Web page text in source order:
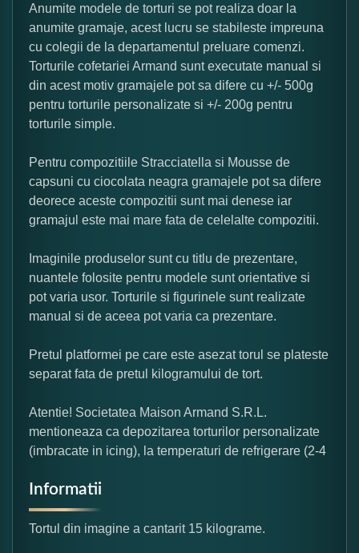
Anumite modele de torturi se pot realiza doar la
anumite gramaje, acest lucru se stabileste impreuna
cu colegii de la departamentul preluare comenzi.
Torturile cofetariei Armand sunt executate manual si
din acest motiv gramajele pot sa difere cu +/- 500g
pentru torturile personalizate si +/- 200g pentru
torturile simple.
Pentru compozitiile Stracciatella si Mousse de
capsuni cu ciocolata neagra gramajele pot sa difere
deorece aceste compozitii sunt mai denese iar
gramajul este mai mare fata de celelalte compozitii.
Imaginile produselor sunt cu titlu de prezentare,
nuantele folosite pentru modele sunt orientative si
pot varia usor. Torturile si figurinele sunt realizate
manual si de aceea pot varia ca prezentare.
Pretul platformei pe care este asezat torul se plateste
separat fata de pretul kilogramului de tort.
Atentie! Societatea Maison Armand S.R.L.
mentioneaza ca depozitarea torturilor personalizate
(imbracate in icing), la temperaturi de refrigerare (2-4
Informatii
Tortul din imagine a cantarit 15 kilograme.